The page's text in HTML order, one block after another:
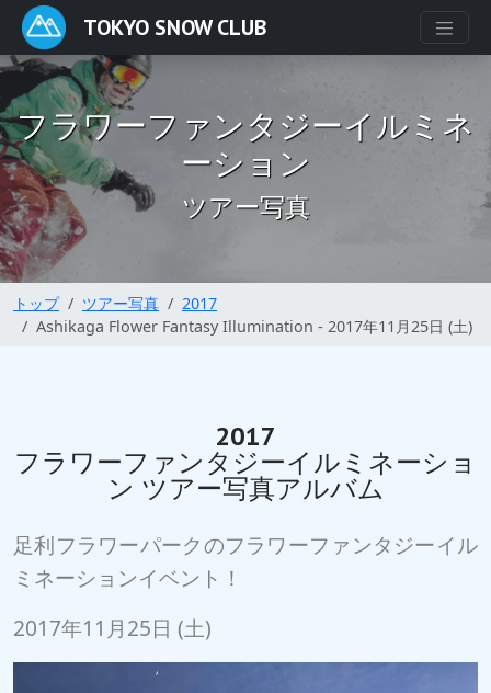
TOKYO SNOW CLUB
フラワーファンタジーイルミネ
ーション
ツアー写真
トップ ツアー写真
2017
Ashikaga Flower Fantasy Illumination - 2017年11月25日 (土)
2017
フラワーファンタジーイルミネーショ
ン ツアー写真アルバム
足利フラワーパークのフラワーファンタジーイル
ミネーションイベント！
2017年11月25日 (土)